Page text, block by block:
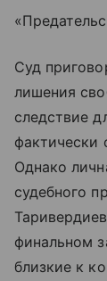
Суд
лишения
следствие
фактически
Однако
судебного
финальном
близкие к